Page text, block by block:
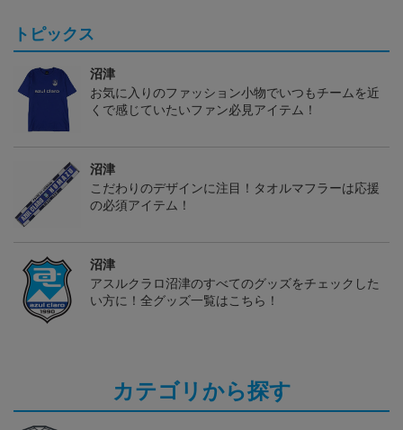
トピックス
沼津
お気に入りのファッション小物でいつもチームを近
くで感じていたいファン必見アイテム！
沼津
こだわりのデザインに注目！タオルマフラーは応援
の必須アイテム！
沼津
アスルクラロ沼津のすべてのグッズをチェックした
い方に！全グッズ一覧はこちら！
カテゴリから探す